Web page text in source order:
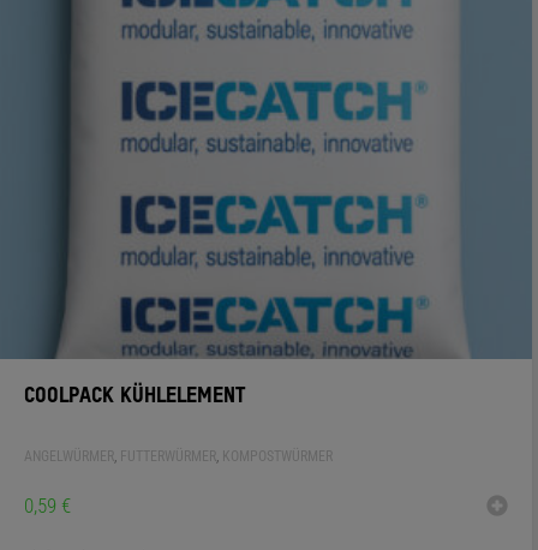
COOLPACK KÜHLELEMENT
ANGELWÜRMER, FUTTERWÜRMER, KOMPOSTWÜRMER
0,59 €